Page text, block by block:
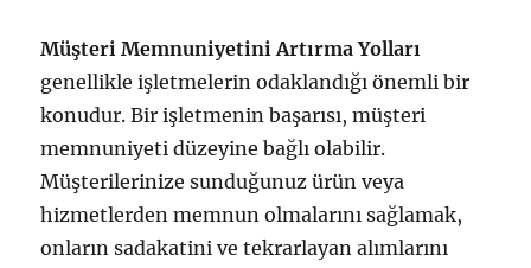
Müşteri Memnuniyetini Artırma Yolları
genellikle işletmelerin odaklandığı önemli bir
konudur. Bir işletmenin başarısı, müşteri
memnuniyeti düzeyine bağlı olabilir.
Müşterilerinize sunduğunuz ürün veya
hizmetlerden memnun olmalarını sağlamak,
onların sadakatini ve tekrarlayan alımlarını